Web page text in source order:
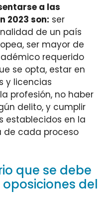
a las
2023 son: ser
de un país
ser mayor de
requerido
se opta, estar en
y licencias
profesión, no haber
delito, y cumplir
establecidos en la
cada proceso
que se debe
del